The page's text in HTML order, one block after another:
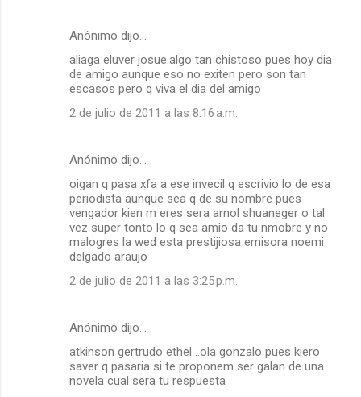
Anónimo dijo…
aliaga eluver josue.algo tan chistoso pues hoy dia
de amigo aunque eso no exiten pero son tan
escasos pero q viva el dia del amigo
2 de julio de 2011 a las 8:16 a.m.
Anónimo dijo…
oigan q pasa xfa a ese invecil q escrivio lo de esa
periodista aunque sea q de su nombre pues
vengador kien m eres sera arnol shuaneger o tal
vez super tonto lo q sea amio da tu nmobre y no
malogres la wed esta prestijiosa emisora noemi
delgado araujo
2 de julio de 2011 a las 3:25 p.m.
Anónimo dijo…
atkinson gertrudo ethel ..ola gonzalo pues kiero
saver q pasaria si te proponem ser galan de una
novela cual sera tu respuesta